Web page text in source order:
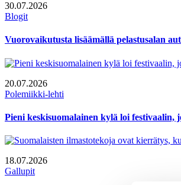
30.07.2026
Blogit
Vuorovaikutusta lisäämällä pelastusalan
20.07.2026
Polemiikki-lehti
Pieni keskisuomalainen kylä loi festivaalin,
18.07.2026
Gallupit